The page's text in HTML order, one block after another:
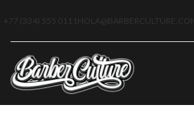
+77 (334) 555 0111 HOLA@BARBERCULTURE.COM